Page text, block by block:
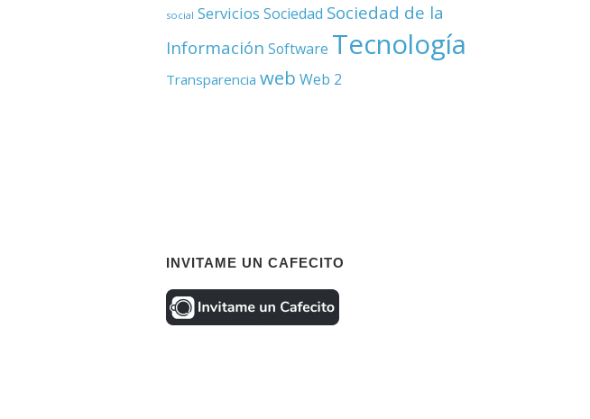
social Servicios Sociedad Sociedad de la
Información Software Tecnología
Transparencia web Web 2
INVITAME UN CAFECITO